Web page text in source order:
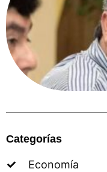
Categorías
Economía